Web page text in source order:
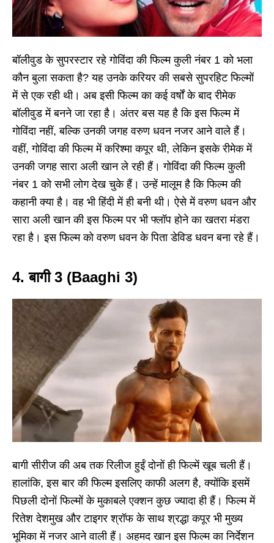
बॉलीवुड के सुपरस्टार रहे गोविंदा की फिल्म कुली नंबर 1 को भला
कौन बुला सकता है? यह उनके करियर की सबसे सुपरहिट फिल्मों
में से एक रही थी। अब इसी फिल्म का कई वर्षों के बाद रीमेक
बॉलीवुड में बनने जा रहा है। अंतर बस यह है कि इस फिल्म में
गोविंदा नहीं, बल्कि उनकी जगह वरुण धवन नजर आने वाले हैं।
वहीं, गोविंदा की फिल्म में करिश्मा कपूर थी, लेकिन इसके रीमेक में
उनकी जगह सारा अली खान ले रही हैं। गोविंदा की फिल्म कुली
नंबर 1 को सभी लोग देख चुके हैं। उन्हें मालूम है कि फिल्म की
कहानी क्या है। वह भी हिंदी में ही बनी थी। ऐसे में वरुण धवन और
सारा अली खान की इस फिल्म पर भी फ्लॉप होने का खतरा मंडरा
रहा है। इस फिल्म को वरुण धवन के पिता डेविड धवन बना रहे हैं।
4. बागी 3 (Baaghi 3)
बागी सीरीज की अब तक रिलीज हुईं दोनों ही फिल्में खूब चली हैं।
हालांकि, इस बार की फिल्म इसलिए काफी अलग है, क्योंकि इसमें
पिछली दोनों फिल्मों के मुकाबले एक्शन कुछ ज्यादा ही हैं। फिल्म में
रितेश देशमुख और टाइगर श्रॉफ के साथ श्रद्धा कपूर भी मुख्य
भूमिका में नजर आने वाली हैं। अहमद खान इस फिल्म का निर्देशन